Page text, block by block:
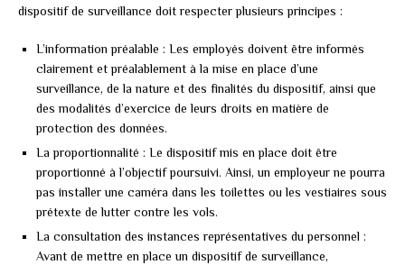
dispositif de surveillance doit respecter plusieurs principes :
L’information préalable : Les employés doivent être informés
clairement et préalablement à la mise en place d’une
surveillance, de la nature et des finalités du dispositif, ainsi que
des modalités d’exercice de leurs droits en matière de
protection des données.
La proportionnalité : Le dispositif mis en place doit être
proportionné à l’objectif poursuivi. Ainsi, un employeur ne pourra
pas installer une caméra dans les toilettes ou les vestiaires sous
prétexte de lutter contre les vols.
La consultation des instances représentatives du personnel :
Avant de mettre en place un dispositif de surveillance,